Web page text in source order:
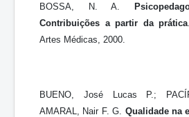
BOSSA, N. A.
Contribuições a partir da prática
Artes Médicas, 2000.
BUENO, José Lucas P.;
AMARAL, Nair F. G. Qualidade na